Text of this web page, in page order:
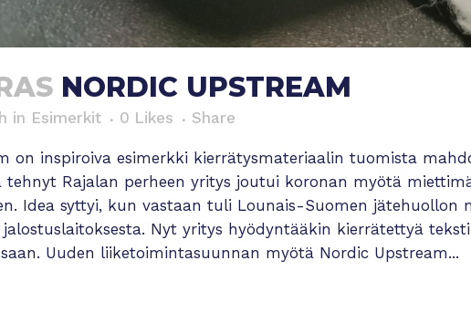
NORDIC UPSTREAM
in Esimerkit 0 Likes Share
on inspiroiva esimerkki kierrätysmateriaalin tuomista
tehnyt Rajalan perheen yritys joutui koronan myötä
Idea syttyi, kun vastaan tuli Lounais-Suomen jätehuollon
Nyt yritys hyödyntääkin kierrätettyä
Uuden liiketoimintasuunnan myötä Nordic Upstream...